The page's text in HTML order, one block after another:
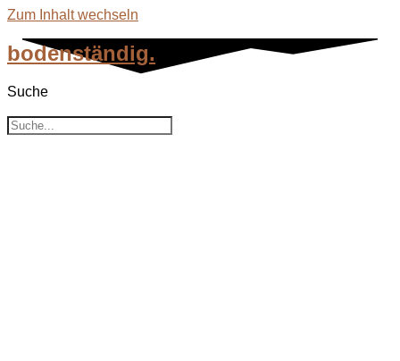
Zum Inhalt wechseln
bodenständig.
Suche